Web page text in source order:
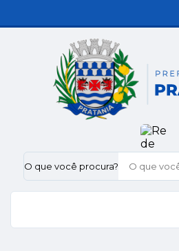
O que você procura?